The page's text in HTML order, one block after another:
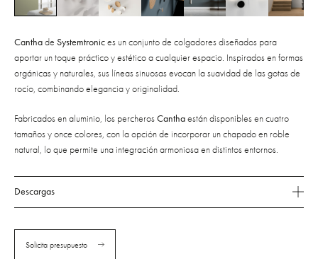
Canthade Systemtronices un conjunto de colgadores diseñados para
aportar un toque práctico y estético a cualquier espacio. Inspirados en formas
orgánicas y naturales, sus líneas sinuosas evocan la suavidad de las gotas de
rocío, combinando elegancia y originalidad.
Fabricados en aluminio, los percherosCanthaestán disponibles en cuatro
tamaños y once colores, con la opción de incorporar un chapado en roble
natural, lo que permite una integración armoniosa en distintos entornos.
Descargas
Solicita presupuesto